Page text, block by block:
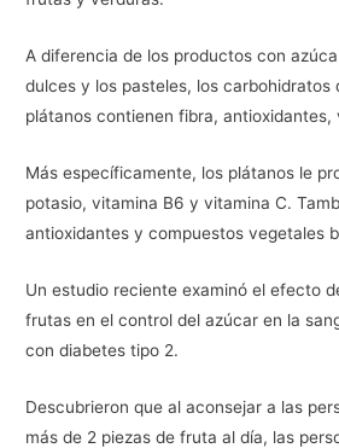
A diferencia de los productos con
dulces y los pasteles, los carbohidratos
plátanos contienen fibra, antioxidantes,
Más específicamente, los plátanos le
potasio, vitamina B6 y vitamina C.
antioxidantes y compuestos vegetales
Un estudio reciente examinó el efecto
frutas en el control del azúcar en la
con diabetes tipo 2.
Descubrieron que al aconsejar a las
más de 2 piezas de fruta al día, las